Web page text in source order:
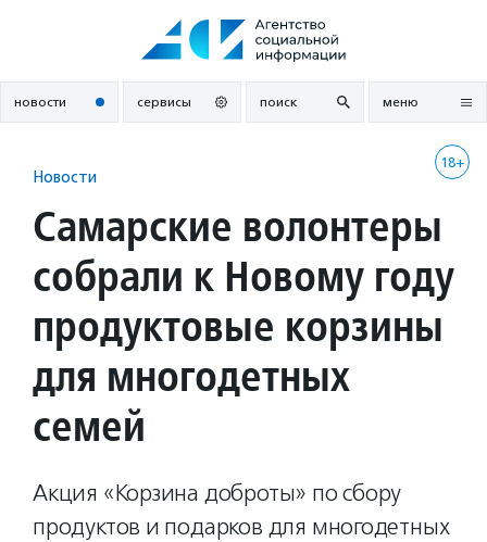
новости сервисы поиск меню
18+
Новости
Самарские волонтеры
собрали к Новому году
продуктовые корзины
для многодетных
семей
Акция «Корзина доброты» по сбору
продуктов и подарков для многодетных